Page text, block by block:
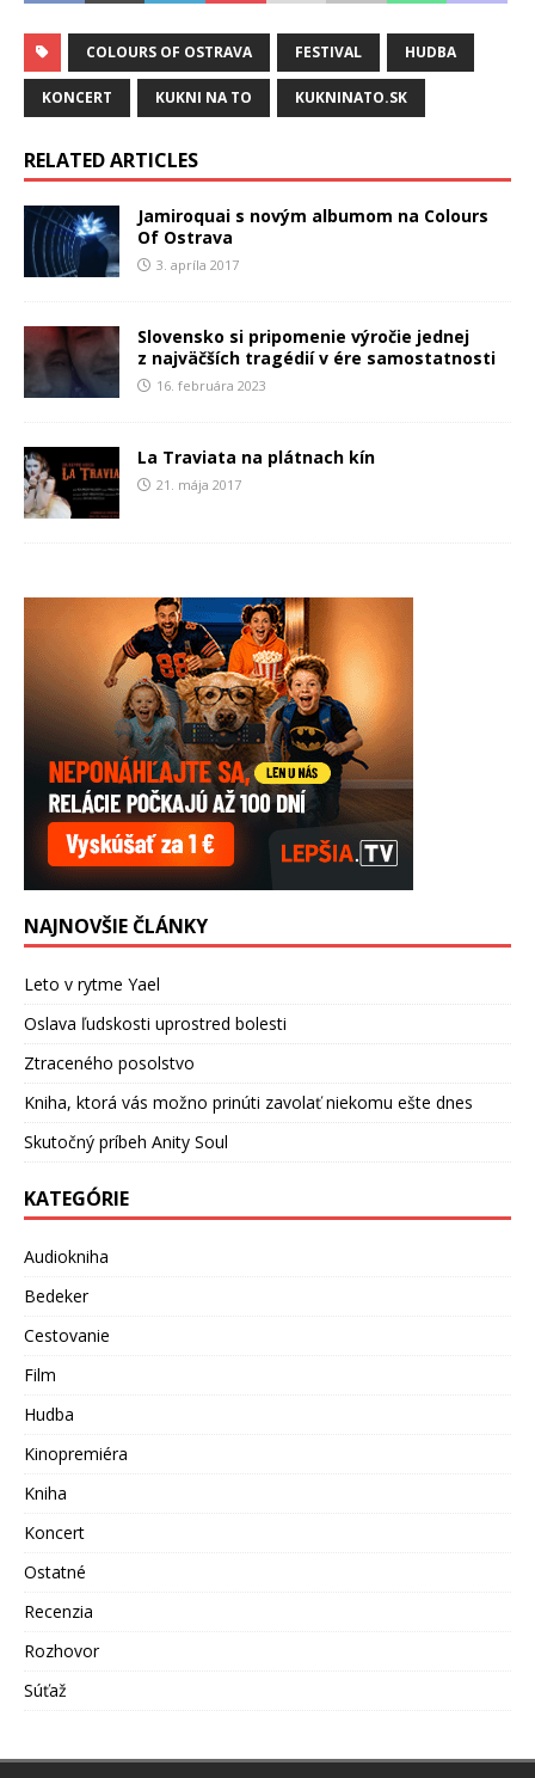
COLOURS OF OSTRAVA FESTIVAL HUDBA
KONCERT KUKNI NA TO KUKNINATO.SK
RELATED ARTICLES
Jamiroquai s novým albumom na Colours
Of Ostrava
3. apríla 2017
Slovensko si pripomenie výročie jednej
z najväčších tragédií v ére samostatnosti
16. februára 2023
La Traviata na plátnach kín
21. mája 2017
NAJNOVŠIE ČLÁNKY
Leto v rytme Yael
Oslava ľudskosti uprostred bolesti
Ztraceného posolstvo
Kniha, ktorá vás možno prinúti zavolať niekomu ešte dnes
Skutočný príbeh Anity Soul
KATEGÓRIE
Audiokniha
Bedeker
Cestovanie
Film
Hudba
Kinopremiéra
Kniha
Koncert
Ostatné
Recenzia
Rozhovor
Súťaž